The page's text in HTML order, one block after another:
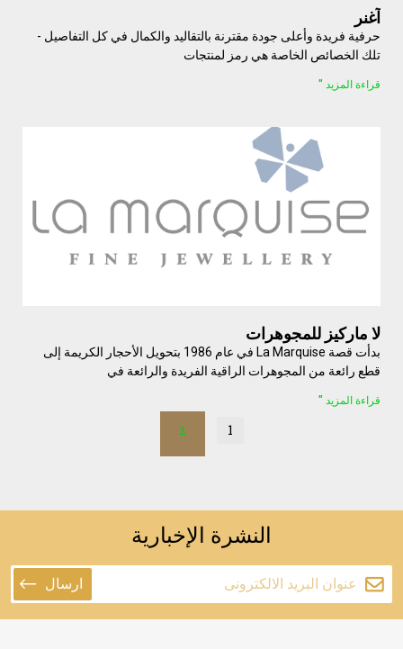
آغنر
حرفية فريدة وأعلى جودة مقترنة بالتقاليد والكمال في كل التفاصيل -
تلك الخصائص الخاصة هي رمز لمنتجات
قراءة المزيد "
لا ماركيز للمجوهرات
بدأت قصة La Marquise في عام 1986 بتحويل الأحجار الكريمة إلى
قطع رائعة من المجوهرات الراقية الفريدة والرائعة في
قراءة المزيد "
1
2
النشرة الإخبارية
ارسال